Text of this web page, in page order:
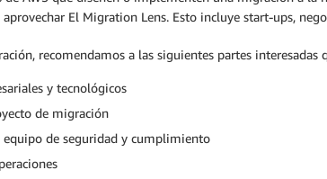
El Migration Lens. Esto incluye start-ups,
recomendamos a las siguientes partes interesadas
y tecnológicos
de migración
equipo de seguridad y cumplimiento